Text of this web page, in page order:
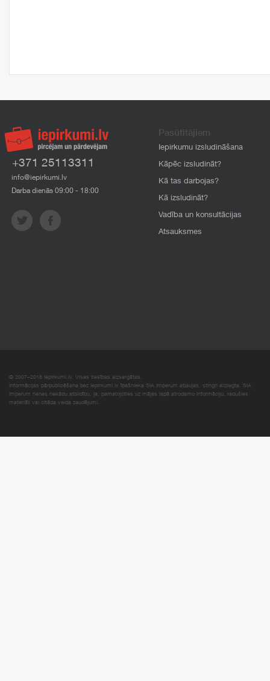
+371 25113311
info@iepirkumi.lv
Darba dienās 09:00 - 18:00
Pasūtītājiem
Iepirkumu izsludināšana
Kāpēc izsludināt?
Kā tas darbojas?
Kā izsludināt?
Vadība un konsultācijas
Atsauksmes
© 2007–2018 Iepirkumi.lv. Visas tiesības aizsargātas.
Informācijas pārpublicēšana bez iepirkumi.lv īpašnieka SIA Imperum atļaujas, stingri aizliegta. SIA
Imperum nenes nekādu atbildību, ja, pamatojoties uz mājas lapā atrodamo informāciju, radušies
materiāli vai citāda veida zaudējumi.